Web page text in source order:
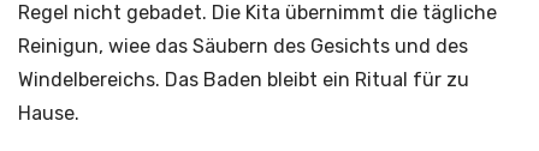
Regel nicht gebadet. Die Kita übernimmt die tägliche
Reinigun, wiee das Säubern des Gesichts und des
Windelbereichs. Das Baden bleibt ein Ritual für zu
Hause.